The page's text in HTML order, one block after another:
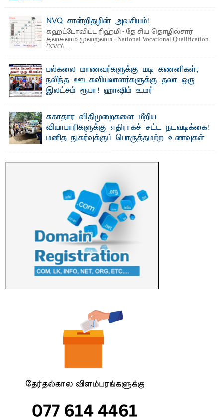
NVQ சான்றிதழின் அவசியம்!
கஹட்டோவிட்ட ரிஹ்மி - தே சிய தொழில்சார்
தகைமை முறைமை - National Vocational Qualification
(NVQ) ...
பல்கலை மாணவர்களுக்கு மடி கணனிகள்;
நலிந்த ஊடகவியலாளர்களுக்கு தலா ஒரு
இலட்சம் ரூபா! ஹாஷிம் உமர்
வழங்கும் திட்டம்
ப ல்கலைக்கழக மாணவர்களின் உயர்கல்வி வாய்ப்புகளை
மேம்படுத்தும் நோக்கில் ஹாஷிம் உமர் பௌண்டேசனால் ...
சுகாதார விதிமுறைகளை மீறிய
வியாபாரிகளுக்கு எதிராகச் சட்ட நடவடிக்கை!
மனித நுகர்வுக்குப் பொருத்தமற்ற உணவுகள்
பாறுக் ஷிஹான்- க ல்முனை பொதுச் சந்தைப் பகுதியில்